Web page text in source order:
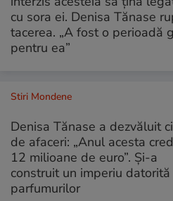
cu sora ei. Denisa Tănase
tacerea. „A fost o perioadă
pentru ea”
Stiri Mondene
Denisa Tănase a dezvăluit
de afaceri: „Anul acesta
12 milioane de euro”. Și-a
construit un imperiu datorită
parfumurilor